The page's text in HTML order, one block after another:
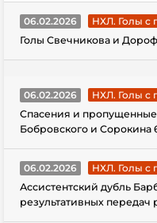
06.02.2026
НХЛ. Голы с
Голы Свечникова и
06.02.2026
НХЛ. Голы с
Спасения и пропущенные
Бобровского и Сорокина
06.02.2026
НХЛ. Голы с
Ассистентский дубль
результативных передач